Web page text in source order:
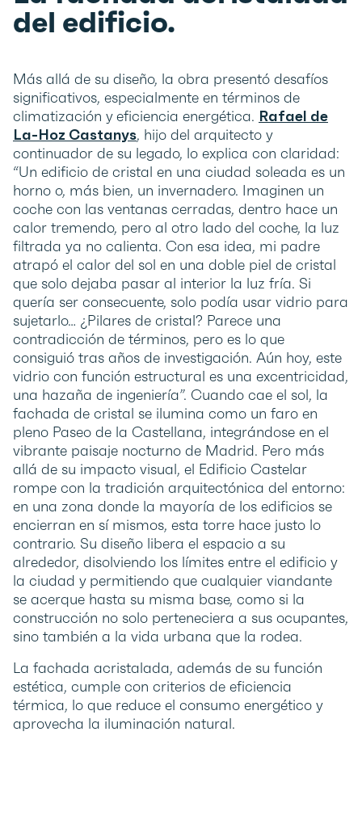
del edificio.
Más allá de su diseño, la obra presentó desafíos
significativos, especialmente en términos de
climatización y eficiencia energética. Rafael de
La-Hoz Castanys, hijo del arquitecto y
continuador de su legado, lo explica con claridad:
“Un edificio de cristal en una ciudad soleada es un
horno o, más bien, un invernadero. Imaginen un
coche con las ventanas cerradas, dentro hace un
calor tremendo, pero al otro lado del coche, la luz
filtrada ya no calienta. Con esa idea, mi padre
atrapó el calor del sol en una doble piel de cristal
que solo dejaba pasar al interior la luz fría. Si
quería ser consecuente, solo podía usar vidrio para
sujetarlo… ¿Pilares de cristal? Parece una
contradicción de términos, pero es lo que
consiguió tras años de investigación. Aún hoy, este
vidrio con función estructural es una excentricidad,
una hazaña de ingeniería”. Cuando cae el sol, la
fachada de cristal se ilumina como un faro en
pleno Paseo de la Castellana, integrándose en el
vibrante paisaje nocturno de Madrid. Pero más
allá de su impacto visual, el Edificio Castelar
rompe con la tradición arquitectónica del entorno:
en una zona donde la mayoría de los edificios se
encierran en sí mismos, esta torre hace justo lo
contrario. Su diseño libera el espacio a su
alrededor, disolviendo los límites entre el edificio y
la ciudad y permitiendo que cualquier viandante
se acerque hasta su misma base, como si la
construcción no solo perteneciera a sus ocupantes,
sino también a la vida urbana que la rodea.
La fachada acristalada, además de su función
estética, cumple con criterios de eficiencia
térmica, lo que reduce el consumo energético y
aprovecha la iluminación natural.